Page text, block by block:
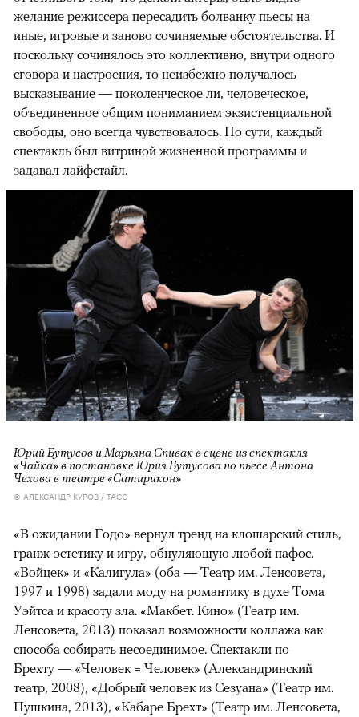
желание режиссера пересадить болванку пьесы на
иные, игровые и заново сочиняемые обстоятельства. И
поскольку сочинялось это коллективно, внутри одного
сговора и настроения, то неизбежно получалось
высказывание — поколенческое ли, человеческое,
объединенное общим пониманием экзистенциальной
свободы, оно всегда чувствовалось. По сути, каждый
спектакль был витриной жизненной программы и
задавал лайфстайл.
Юрий Бутусов и Марьяна Спивак в сцене из спектакля
«Чайка» в постановке Юрия Бутусова по пьесе Антона
Чехова в театре «Сатирикон»
© АЛЕКСАНДР КУРОВ / ТАСС
«В ожидании Годо» вернул тренд на клошарский стиль,
гранж-эстетику и игру, обнуляющую любой пафос.
«Войцек» и «Калигула» (оба — Театр им. Ленсовета,
1997 и 1998) задали моду на романтику в духе Тома
Уэйтса и красоту зла. «Макбет. Кино» (Театр им.
Ленсовета, 2013) показал возможности коллажа как
способа собирать несоединимое. Спектакли по
Брехту — «Человек = Человек» (Александринский
театр, 2008), «Добрый человек из Сезуана» (Театр им.
Пушкина, 2013), «Кабаре Брехт» (Театр им. Ленсовета,